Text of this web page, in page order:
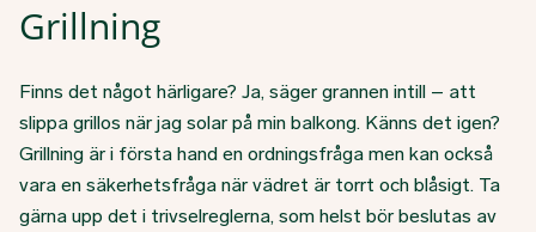
Grillning
Finns det något härligare? Ja, säger grannen intill – att
slippa grillos när jag solar på min balkong. Känns det igen?
Grillning är i första hand en ordningsfråga men kan också
vara en säkerhetsfråga när vädret är torrt och blåsigt. Ta
gärna upp det i trivselreglerna, som helst bör beslutas av